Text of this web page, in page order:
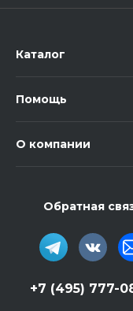
Каталог
Помощь
О компании
Обратная
+7 (495) 777-